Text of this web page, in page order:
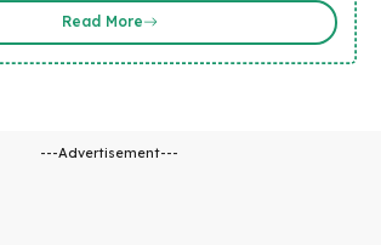
Read More
---Advertisement---